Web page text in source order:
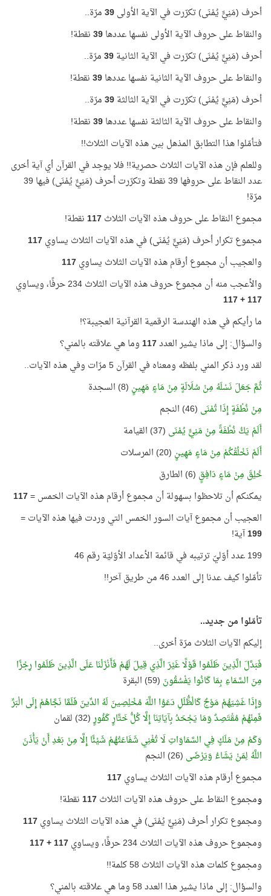
أحرف (مَنِيٍّ يُمْنَى) تكرّرت في الآية الأولى39مرّة..
والنقاط على حروف الآية الأولى نفسها عددها39نقطة!
أحرف (مَنِيٍّ يُمْنَى) تكرّرت في الآية الثانية39مرّة..
والنقاط على حروف الآية الثانية نفسها عددها39نقطة!
أحرف (مَنِيٍّ يُمْنَى) تكرّرت في الآية الثالثة39مرّة..
والنقاط على حروف الآية الثالثة نفسها عددها39نقطة!
فتأمّلوا هذا التطابق المذهل بين هذه الآيات الثلاث!!
وللعلم فإن هذه الآيات الثلاث حصرية!! فلا يوجد في القرآن أي آية أخرى
عدد النقاط على حروفها 39 نقطة وتكرّرت أحرف (مَنِيٍّ يُمْنَى) فيها 39
مرّة!
مجموع النقاط على حروف هذه الآيات الثلاث117نقطة!
مجموع تكرار أحرف (مَنِيٍّ يُمْنَى) في هذه الآيات الثلاث يساوي117
والعجيب أن مجموع أرقام هذه الآيات الثلاث يساوي117
والأعجب منه أن مجموع حروف هذه الآيات الثلاث 234 حرفًا، ويساوي
117 + 117
ما رأيكم في هذه الهندسة الرقمية القرآنية العجيبة؟!
والسؤال: إلى ماذا يشير العدد117وما هي علاقته بالمني؟
لقد ورد ذكر المني بلفظه ومعناه في القرآن 5 مرّات وفي هذه الآيات..
ثُمَّ جَعَلَ نَسْلَهُ مِنْ سُلَالَةٍ مِنْ مَاءٍ مَهِينٍ (8) السجدة
مِنْ نُطْفَةٍ إِذَا تُمْنَى (46) النجم
أَلَمْ يَكُ نُطْفَةً مِنْ مَنِيٍّ يُمْنَى (37) القيامة
أَلَمْ نَخْلُقْكُمْ مِنْ مَاءٍ مَهِينٍ (20) المرسلات
خُلِقَ مِنْ مَاءٍ دَافِقٍ (6) الطارق
يمكنكم أن تلاحظوا بسهولة أن مجموع أرقام هذه الآيات الخمس =117
العجيب أن مجموع آيات السور الخمس التي وردت فيها هذه الآيات =
199آية!
199 عدد أوّليّ ترتيبه في قائمة الأعداد الأوّليّة رقم 46
تأمّلوا كيف عدنا إلى العدد 46 من طريق آخر!!
تأمّلوا من جديد..
إليكم الآيات الثلاث مرّة أخرى..
فَبَدَّلَ الَّذِينَ ظَلَمُوا قَوْلًا غَيْرَ الَّذِي قِيلَ لَهُمْ فَأَنْزَلْنَا عَلَى الَّذِينَ ظَلَمُوا رِجْزًا
مِنَ السَّمَاءِ بِمَا كَانُوا يَفْسُقُونَ (59) البقرة
وَإِذَا غَشِيَهُمْ مَوْجٌ كَالْظُّلَلِ دَعَوُا اللَّهَ مُخْلِصِينَ لَهُ الدِّينَ فَلَمَّا نَجَّاهُمْ إِلَى الْبَرِّ
فَمِنْهُمْ مُقْتَصِدٌ وَمَا يَجْحَدُ بِآيَاتِنَا إِلَّا كُلُّ خَتَّارٍ كَفُورٍ(32) لقمان
وَكَمْ مِنْ مَلَكٍ فِي السَّمَاوَاتِ لَا تُغْنِي شَفَاعَتُهُمْ شَيْئًا إِلَّا مِنْ بَعْدِ أَنْ يَأْذَنَ
اللَّهُ لِمَنْ يَشَاءُ وَيَرْضَى (26) النجم
مجموع أرقام هذه الآيات الثلاث يساوي117
ومجموع النقاط على حروف هذه الآيات الثلاث117نقطة!
ومجموع تكرار أحرف (مَنِيٍّ يُمْنَى) في هذه الآيات الثلاث يساوي117
ومجموع حروف هذه الآيات الثلاث 234 حرفًا، ويساوي
117 + 117
ومجموع كلمات هذه الآيات الثلاث 58 كلمة!!
والسؤال: إلى ماذا يشير هذا العدد 58 وما هي علاقته بالمني؟